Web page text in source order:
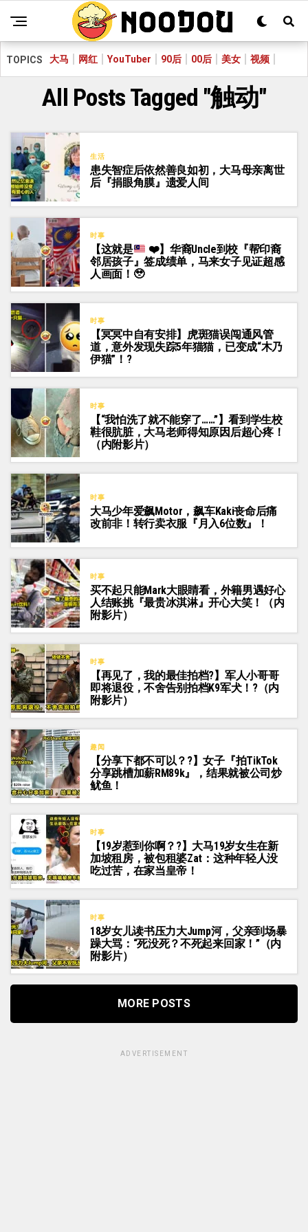
TOPICS 大马 网红 YouTuber 90后 00后 美女 视频
All Posts Tagged "触动"
生活
患失智症后依然善良如初，大马母亲离世
后『捐眼角膜』遗爱人间
时事
【这就是 ❤️】华裔Uncle到校『帮印裔
邻居孩子』签成绩单，马来女子见证超感
人画面！ 🥹
时事
【冥冥中自有安排】虎斑猫误闯通风管
道，意外发现失踪5年猫猫，已变成“木乃
伊猫”！?
时事
【“我怕洗了就不能穿了……”】看到学生校
鞋很肮脏，大马老师得知原因后超心疼！
（内附影片）
时事
大马少年爱飙Motor，飙车Kaki丧命后痛
改前非！转行卖衣服『月入6位数』！
时事
买不起只能Mark大眼睛看，外籍男遇好心
人结账挑『最贵冰淇淋』开心大笑！（内
附影片）
时事
【再见了，我的最佳拍档?】军人小哥哥
即将退役，不舍告别拍档K9军犬！?（内
附影片）
趣闻
【分享下都不可以？?】女子『拍TikTok
分享跳槽加薪RM89k』，结果就被公司炒
鱿鱼！
时事
【19岁惹到你啊？?】大马19岁女生在新
加坡租房，被包租婆Zat：这种年轻人没
吃过苦，在家当皇帝！
时事
18岁女儿读书压力大Jump河，父亲到场暴
躁大骂：“死没死？不死起来回家！”（内
附影片）
MORE POSTS
ADVERTISEMENT